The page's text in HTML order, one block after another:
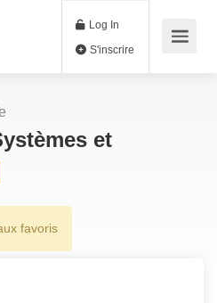
Log In
et
favoris